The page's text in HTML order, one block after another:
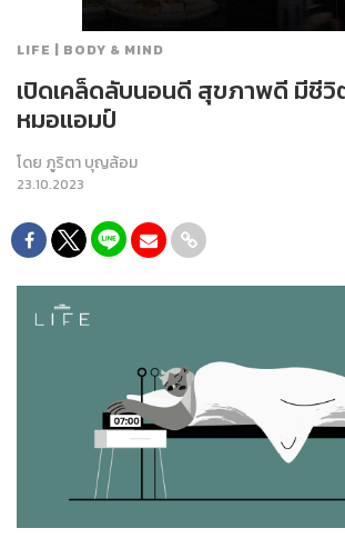
LIFE | BODY & MIND
เปิดเคล็ดลับนอนดี สุขภาพดี มีชีวิ
หมอแอมป์
โดย ภูริตา บุญล้อม
23.10.2023